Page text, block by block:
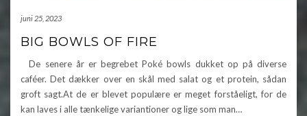
juni 25, 2023
BIG BOWLS OF FIRE
De senere år er begrebet Poké bowls dukket op på diverse
caféer. Det dækker over en skål med salat og et protein, sådan
groft sagt.At de er blevet populære er meget forståeligt, for de
kan laves i alle tænkelige variantioner og lige som man…